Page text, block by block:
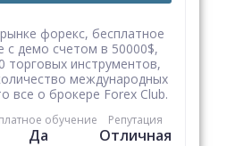
форекс, бесплатное
с демо счетом в 50000$,
торговых инструментов,
международных
все о брокере Forex Club.
обучение
Да
Репутация
Отличная